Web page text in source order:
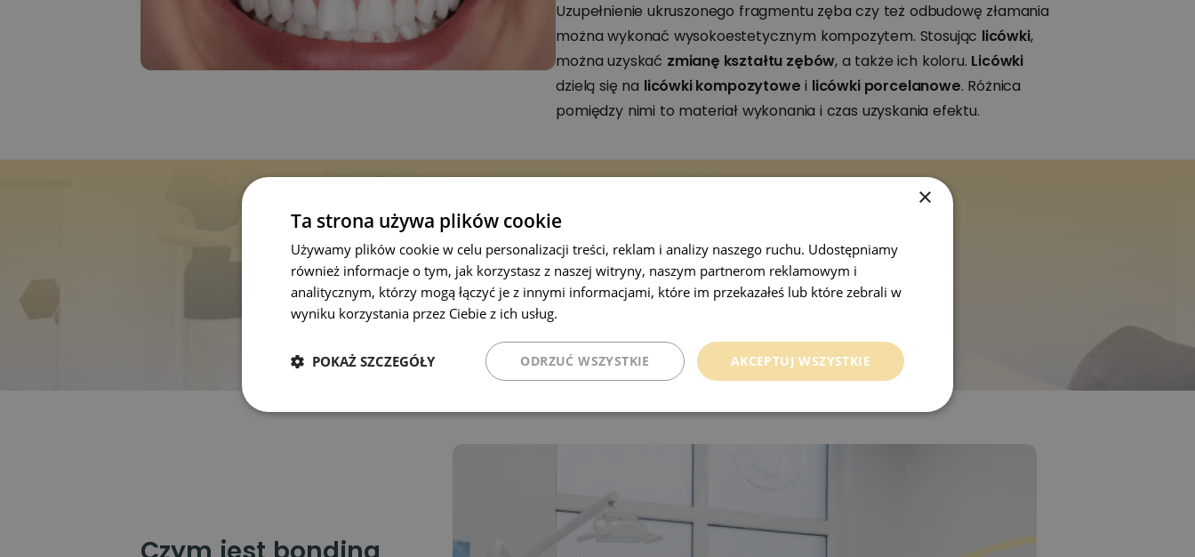
Uzupełnienie ukruszonego fragmentu zęba czy też odbudowę złamania
można wykonać wysokoestetycznym kompozytem. Stosując licówki,
można uzyskać zmianę kształtu zębów, a także ich koloru. Licówki
dzielą się na licówki kompozytowe i licówki porcelanowe. Różnica
pomiędzy nimi to materiał wykonania i czas uzyskania efektu.
Zadzwoń
i umów wizytę!
+48 531 999 753
×
Ta strona używa plików cookie
Używamy plików cookie w celu personalizacji treści, reklam i analizy naszego ruchu. Udostępniamy
również informacje o tym, jak korzystasz z naszej witryny, naszym partnerom reklamowym i
analitycznym, którzy mogą łączyć je z innymi informacjami, które im przekazałeś lub które zebrali w
wyniku korzystania przez Ciebie z ich usług.
AKCEPTUJ WSZYSTKIE
ODRZUĆ WSZYSTKIE
POKAŻ SZCZEGÓŁY